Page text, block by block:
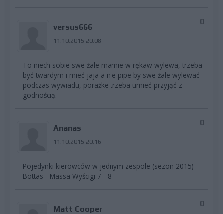
versus666
11.10.2015 20:08
0
To niech sobie swe żale mamie w rękaw wylewa, trzeba
być twardym i mieć jaja a nie pipe by swe żale wylewać
podczas wywiadu, porażke trzeba umieć przyjąć z
godnością.
Ananas
11.10.2015 20:16
0
Pojedynki kierowców w jednym zespole (sezon 2015)
Bottas - Massa Wyścigi 7 - 8
Matt Cooper
0